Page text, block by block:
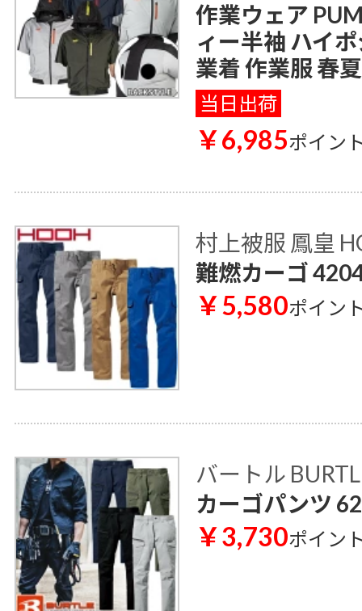
作業ウェア
ィー半袖 ハイ
業着 作業服 春夏
当日出荷
￥6,985ポイン
村上被服 鳳皇
難燃カーゴ
￥5,580ポイン
バートル
カーゴパンツ
￥3,730ポイン